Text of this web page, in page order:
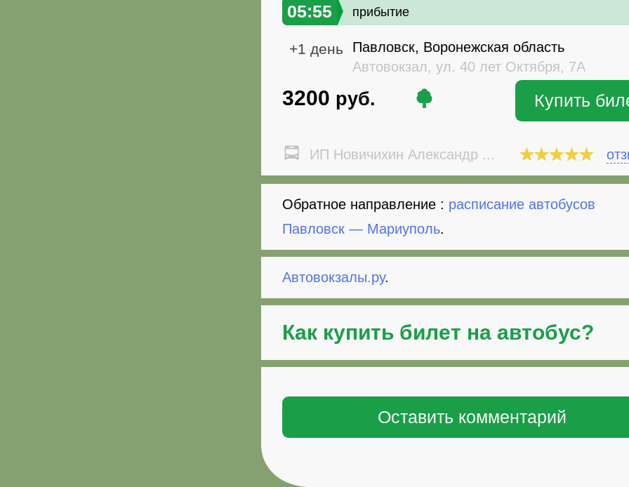
05:55 прибытие
+1 день
Павловск, Воронежская область
Автовокзал, ул. 40 лет Октября, 7А
3200 руб. Купить
ИП Новичихин Александр ...
Обратное направление : расписание автобусов
Павловск — Мариуполь.
Автовокзалы.ру.
Как купить билет на автобус?